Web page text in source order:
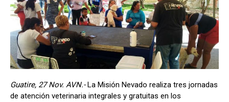
Guatire, 27 Nov. AVN.-La Misión Nevado realiza tres jornadas
de atención veterinaria integrales y gratuitas en los